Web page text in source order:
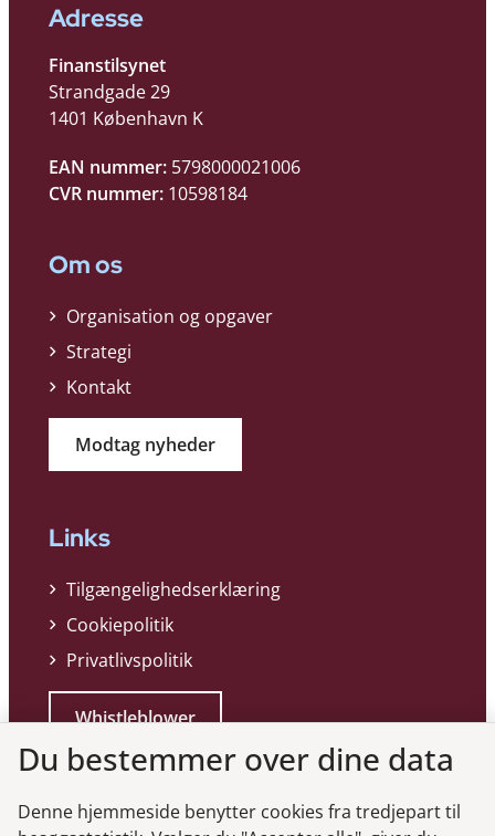
Adresse
Finanstilsynet
Strandgade 29
1401 København K
EAN nummer: 5798000021006
CVR nummer: 10598184
Om os
Organisation og opgaver
Strategi
Kontakt
Modtag nyheder
Links
Tilgængelighedserklæring
Cookiepolitik
Privatlivspolitik
Whistleblower
Du bestemmer over dine data
Denne hjemmeside benytter cookies fra tredjepart til